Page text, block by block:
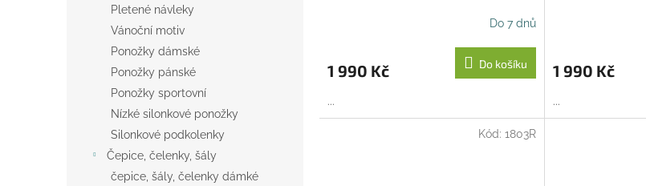
Pletené návleky
Vánoční motiv
Ponožky dámské
Ponožky pánské
Ponožky sportovní
Nízké silonkové ponožky
Silonkové podkolenky
Čepice, čelenky, šály
čepice, šály, čelenky dámké
R
M
A
Do 7 dnů
1 990 Kč Do košíku
...
1 990 Kč
...
Kód: 1803R